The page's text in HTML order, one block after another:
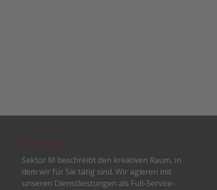
Über Uns
Sektor M beschreibt den kreativen Raum, in
dem wir für Sie tätig sind. Wir agieren mit
unseren Dienstleistungen als Full-Service-